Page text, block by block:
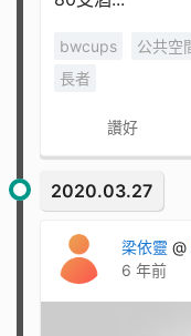
bwcups 公共空
長者
讚好
2020.03.27
梁依靈 @
6 年前